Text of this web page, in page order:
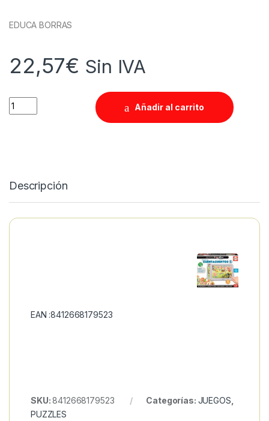
EDUCA BORRAS
22,57€ Sin IVA
Quantity
Añadir al carrito
Descripción
EAN :8412668179523
SKU:8412668179523 Categorías: JUEGOS,
PUZZLES